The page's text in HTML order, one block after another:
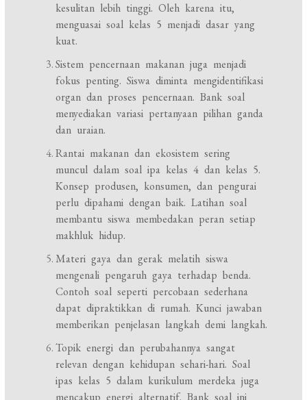
kesulitan lebih tinggi. Oleh karena itu,
menguasai soal kelas 5 menjadi dasar yang
kuat.
Sistem pencernaan makanan juga menjadi
fokus penting. Siswa diminta mengidentifikasi
organ dan proses pencernaan. Bank soal
menyediakan variasi pertanyaan pilihan ganda
dan uraian.
Rantai makanan dan ekosistem sering
muncul dalam soal ipa kelas 4 dan kelas 5.
Konsep produsen, konsumen, dan pengurai
perlu dipahami dengan baik. Latihan soal
membantu siswa membedakan peran setiap
makhluk hidup.
Materi gaya dan gerak melatih siswa
mengenali pengaruh gaya terhadap benda.
Contoh soal seperti percobaan sederhana
dapat dipraktikkan di rumah. Kunci jawaban
memberikan penjelasan langkah demi langkah.
Topik energi dan perubahannya sangat
relevan dengan kehidupan sehari-hari. Soal
ipas kelas 5 dalam kurikulum merdeka juga